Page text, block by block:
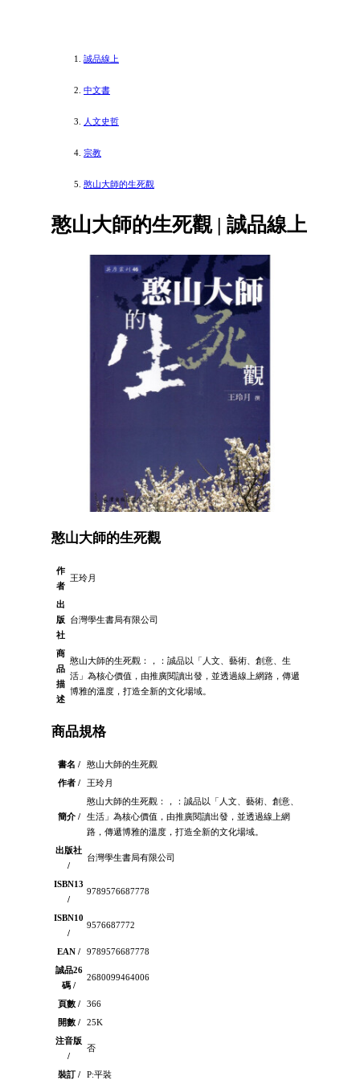
誠品線上
中文書
人文史哲
宗教
憨山大師的生死觀
憨山大師的生死觀 | 誠品線上
憨山大師的生死觀
作
者
王玲月
出
版
社
台灣學生書局有限公司
商
品
描
述
憨山大師的生死觀：，：誠品以「人文、藝術、創意、生
活」為核心價值，由推廣閱讀出發，並透過線上網路，傳遞
博雅的溫度，打造全新的文化場域。
商品規格
書名 /
憨山大師的生死觀
作者 /
王玲月
簡介 /
憨山大師的生死觀：，：誠品以「人文、藝術、創意、
生活」為核心價值，由推廣閱讀出發，並透過線上網
路，傳遞博雅的溫度，打造全新的文化場域。
出版社
/
台灣學生書局有限公司
ISBN13
/
9789576687778
ISBN10
/
9576687772
EAN /
9789576687778
誠品26
碼 /
2680099464006
頁數 /
366
開數 /
25K
注音版
/
否
裝訂 / P:平裝